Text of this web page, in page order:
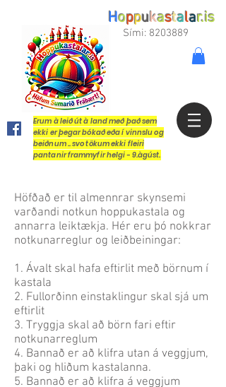
Erum à leið út à land með það sem
ekki er þegar bókað eða í vinnslu og
beiðnum .. svo tökum ekki fleiri
pantanir frammyfir helgi - 9.àgúst.
Sími: 8203889
Hoppukastalar.is
Höfðað er til almennrar skynsemi
varðandi notkun hoppukastala og
annarra leiktækja. Hér eru þó nokkrar
notkunarreglur og leiðbeiningar:
1. Ávalt skal hafa eftirlit með börnum í
kastala
2. Fullorðinn einstaklingur skal sjá um
eftirlit
3. Tryggja skal að börn fari eftir
notkunarreglum
4. Bannað er að klifra utan á veggjum,
þaki og hliðum kastalanna.
5. Bannað er að klifra á veggjum